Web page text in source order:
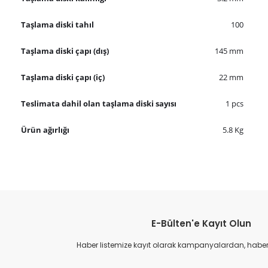
Taşlama diski tahıl 100
Taşlama diski çapı (dış) 145 mm
Taşlama diski çapı (iç) 22 mm
Teslimata dahil olan taşlama diski sayısı 1 pcs
Ürün ağırlığı 5.8 Kg
Ürün resmi kalitesiz, bozuk veya görüntülenemiyor.
Ürün açıklamasında eksik bilgiler bulunuyor.
E-Bülten'e Kayıt Olun
Haber listemize kayıt olarak kampanyalardan,